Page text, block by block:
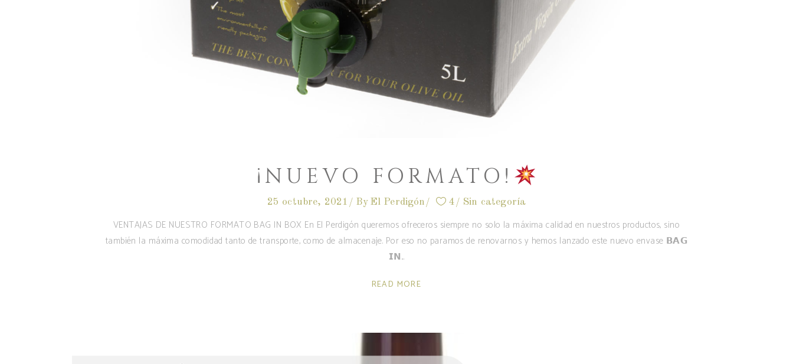
¡NUEVO FORMATO!
25 octubre, 2021 By El Perdigón 4 Sin categoría
VENTAJAS DE NUESTRO FORMATO BAG IN BOX En El Perdigón queremos ofreceros siempre no solo la máxima calidad en nuestros productos, sino
también la máxima comodidad tanto de transporte, como de almacenaje. Por eso no paramos de renovarnos y hemos lanzado este nuevo envase 𝗕𝗔𝗚
𝗜𝗡
READ MORE